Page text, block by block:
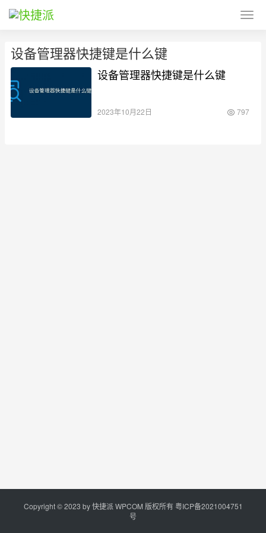
设备管理器快捷键是什么键
设备管理器快捷键是什么键
2023年10月22日 797
Copyright © 2023 by快捷派WPCOM 版权所有粤ICP备2021004751
号